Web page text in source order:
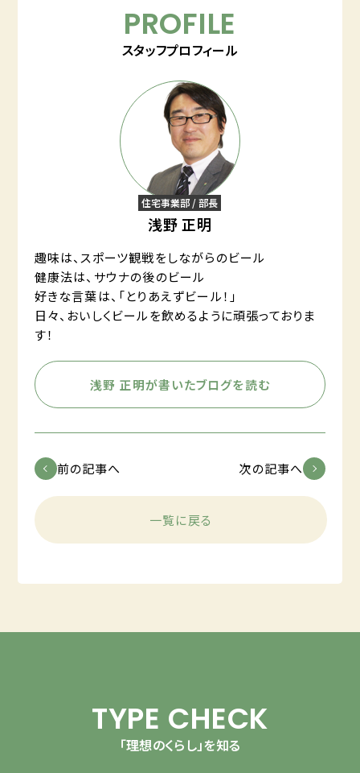
PROFILE
スタッフプロフィール
住宅事業部 / 部長
浅野 正明
趣味は、スポーツ観戦をしながらのビール
健康法は、サウナの後のビール
好きな言葉は、「とりあえずビール！」
日々、おいしくビールを飲めるように頑張っておりま
す！
浅野 正明が書いたブログを読む
前の記事へ 次の記事へ
一覧に戻る
TYPE CHECK
「理想のくらし」を知る